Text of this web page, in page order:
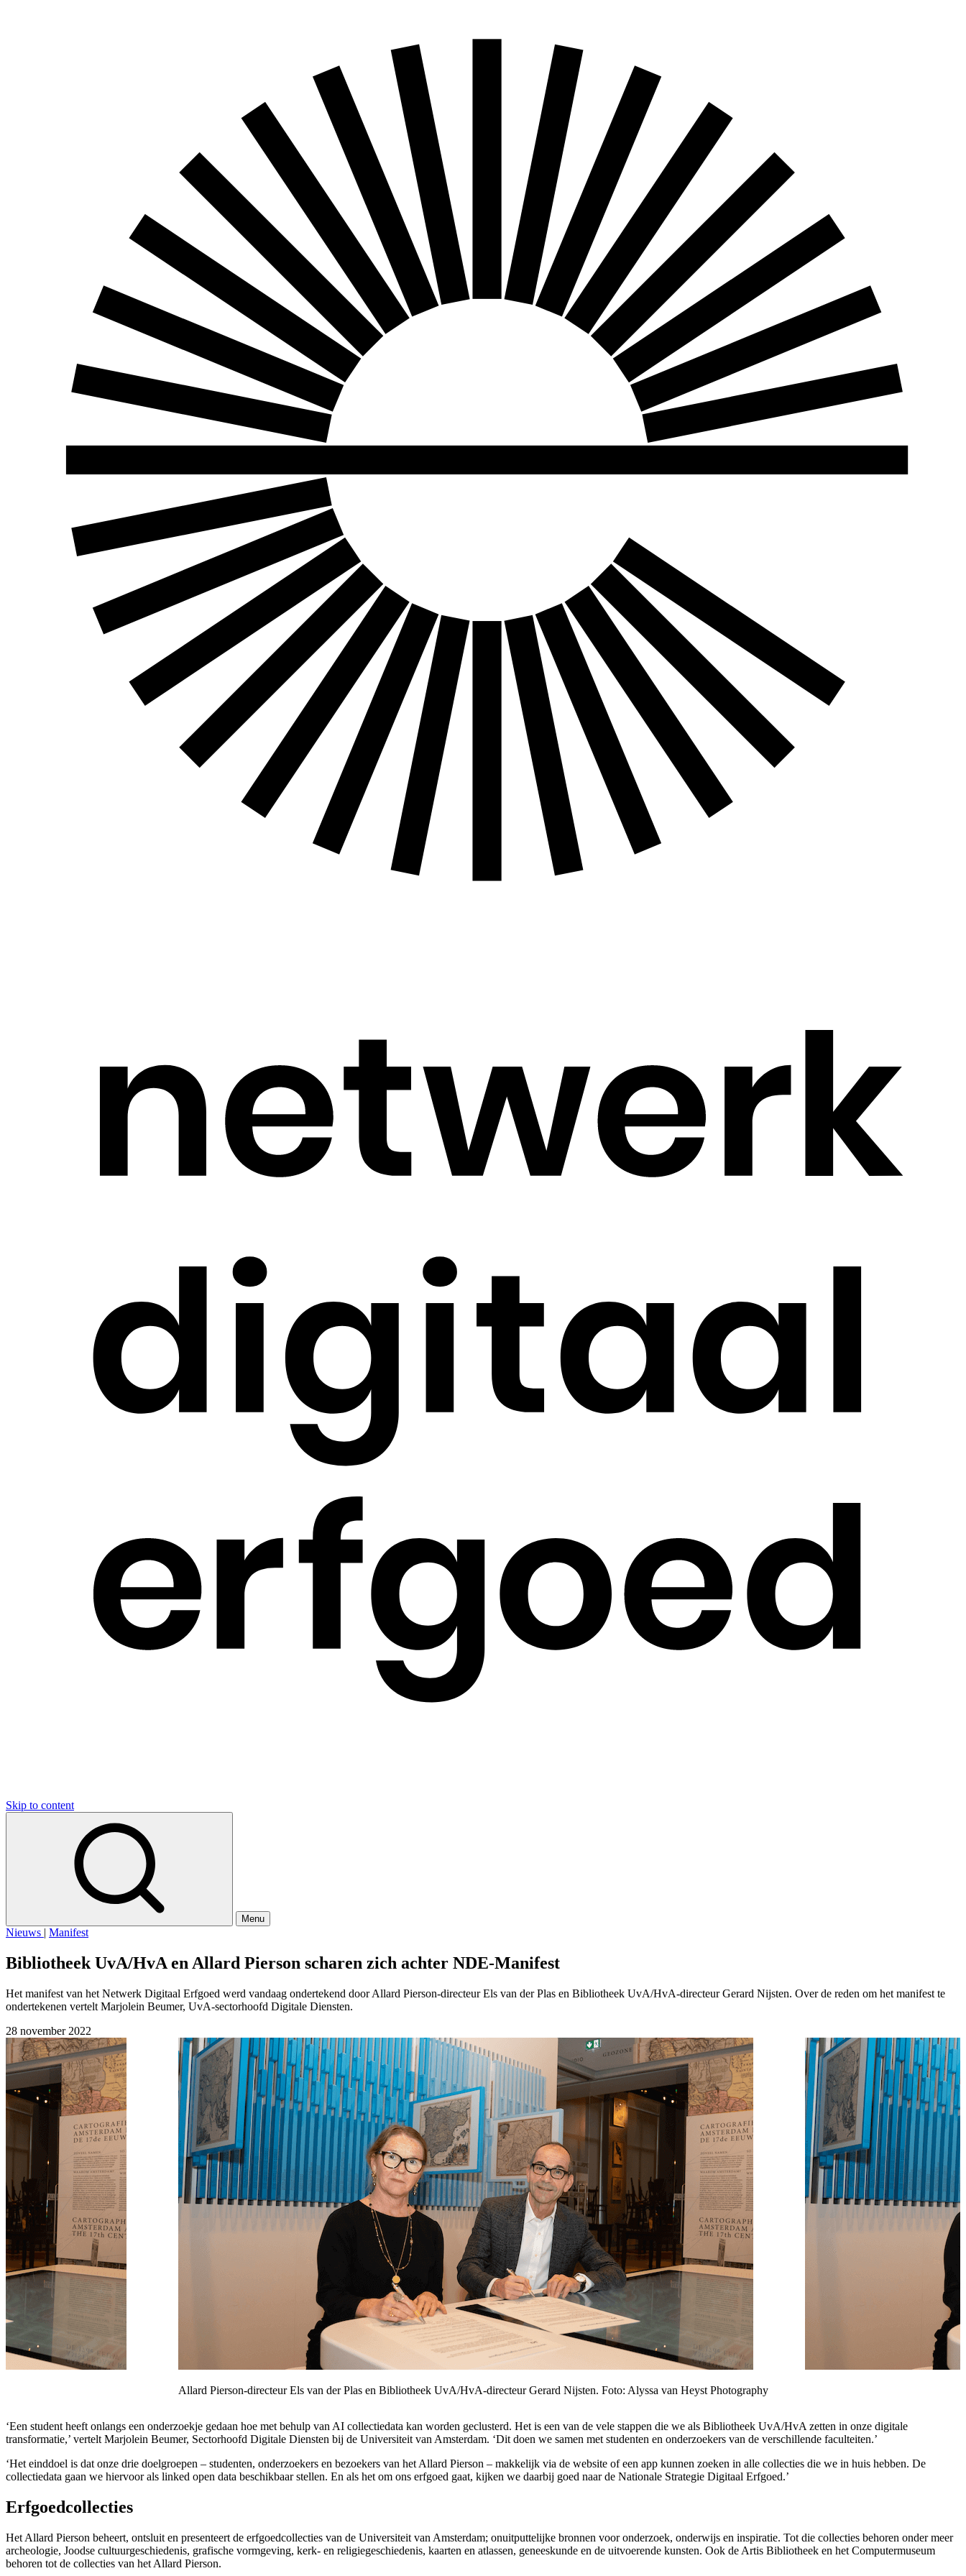
Skip to content
Menu
Nieuws | Manifest
Bibliotheek UvA/HvA en Allard Pierson scharen zich achter NDE-Manifest
Het manifest van het Netwerk Digitaal Erfgoed werd vandaag ondertekend door Allard Pierson-directeur Els van der Plas en Bibliotheek UvA/HvA-directeur Gerard Nijsten. Over de reden om het manifest te
ondertekenen vertelt Marjolein Beumer, UvA-sectorhoofd Digitale Diensten.
28 november 2022
Allard Pierson-directeur Els van der Plas en Bibliotheek UvA/HvA-directeur Gerard Nijsten. Foto: Alyssa van Heyst Photography
‘Een student heeft onlangs een onderzoekje gedaan hoe met behulp van AI collectiedata kan worden geclusterd. Het is een van de vele stappen die we als Bibliotheek UvA/HvA zetten in onze digitale
transformatie,’ vertelt Marjolein Beumer, Sectorhoofd Digitale Diensten bij de Universiteit van Amsterdam. ‘Dit doen we samen met studenten en onderzoekers van de verschillende faculteiten.’
‘Het einddoel is dat onze drie doelgroepen – studenten, onderzoekers en bezoekers van het Allard Pierson – makkelijk via de website of een app kunnen zoeken in alle collecties die we in huis hebben. De
collectiedata gaan we hiervoor als linked open data beschikbaar stellen. En als het om ons erfgoed gaat, kijken we daarbij goed naar de Nationale Strategie Digitaal Erfgoed.’
Erfgoedcollecties
Het Allard Pierson beheert, ontsluit en presenteert de erfgoedcollecties van de Universiteit van Amsterdam; onuitputtelijke bronnen voor onderzoek, onderwijs en inspiratie. Tot die collecties behoren onder meer
archeologie, Joodse cultuurgeschiedenis, grafische vormgeving, kerk- en religiegeschiedenis, kaarten en atlassen, geneeskunde en de uitvoerende kunsten. Ook de Artis Bibliotheek en het Computermuseum
behoren tot de collecties van het Allard Pierson.